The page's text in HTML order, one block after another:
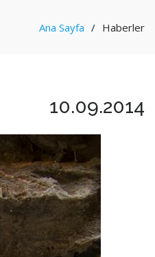
Ana Sayfa Haberler
10.09.2014